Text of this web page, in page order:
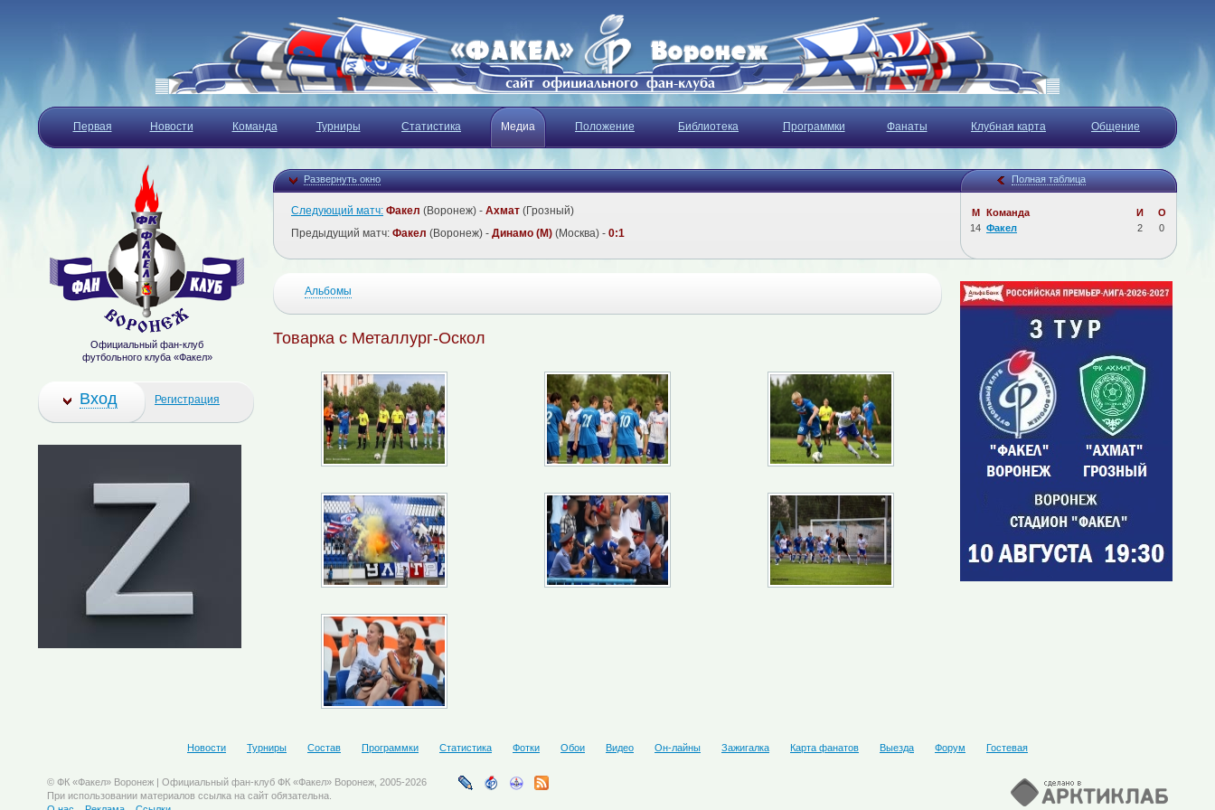
Первая Новости Команда Турниры Статистика Медиа Положение Библиотека Программки Фанаты Клубная карта Общение
Развернуть окно Полная таблица
М Команда И
О
14 Факел 2 0
Следующий матч: Факел (Воронеж) - Ахмат (Грозный)
Предыдущий матч: Факел (Воронеж) - Динамо (М) (Москва) - 0:1
Альбомы
Товарка с Металлург-Оскол
Официальный фан-клуб
футбольного клуба «Факел»
Вход Регистрация
Новости Турниры Состав Программки Статистика Фотки Обои Видео Он-лайны Зажигалка Карта фанатов Выезда Форум Гостевая
© ФК «Факел» Воронеж | Официальный фан-клуб ФК «Факел» Воронеж, 2005-2026
При использовании материалов ссылка на сайт обязательна.